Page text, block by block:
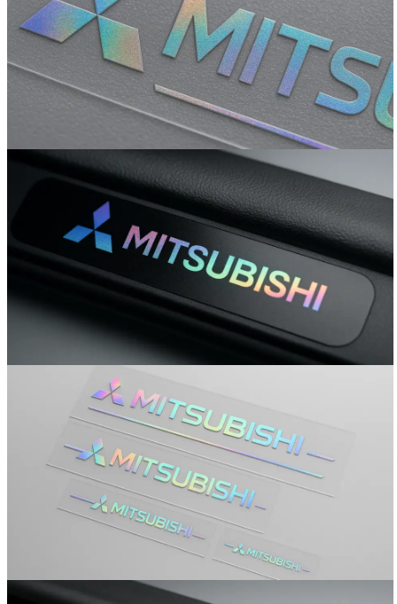
Вакансии
О компании
Написать директору
Портфолио
Франшиза
Контакты